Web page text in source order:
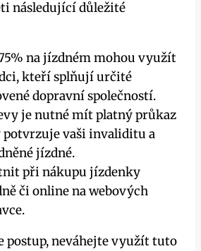
následující důležité
na jízdném mohou využít
kteří splňují určité
dopravní společností.
je nutné mít platný průkaz
potvrzuje vaši invaliditu a
jízdné.
při nákupu jízdenky
či online na webových
postup, neváhejte využít tuto